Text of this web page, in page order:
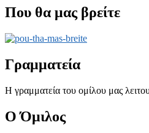
Που θα μας βρείτε
Γραμματεία
Η γραμματεία του ομίλου μας
Ο Όμιλος